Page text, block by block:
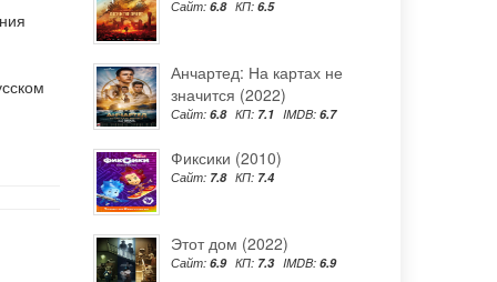
Сайт: 6.8 КП: 6.5
Анчартед: На картах не
значится (2022)
Сайт: 6.8 КП: 7.1 IMDB: 6.7
Фиксики (2010)
Сайт: 7.8 КП: 7.4
Этот дом (2022)
Сайт: 6.9 КП: 7.3 IMDB: 6.9